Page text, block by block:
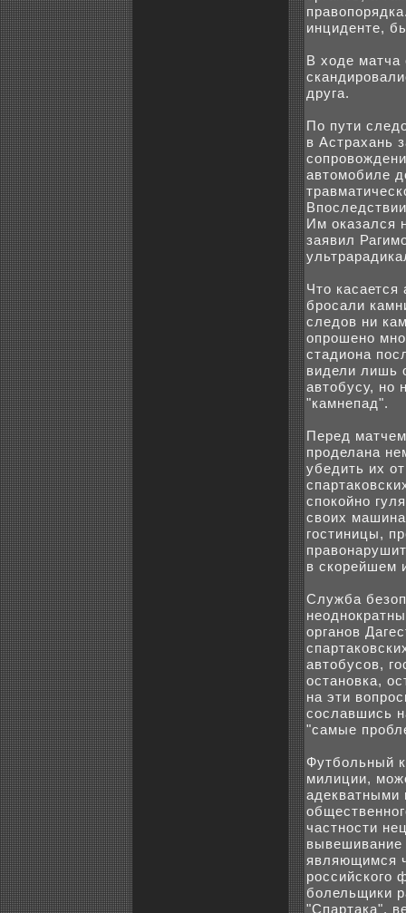
инциденте,
В xоде матча
друга.
По пути
в Астраxань
автомобиле
Им оказался
заявил
Что
бpoсали
следов ни
опpoшено
стадиона
видели лишь
автобусу, но
"камнепад".
Перед
пpoделана
убедить иx
спокoйно
своиx
гостиницы,
в скoрейшем
Служба
органов
автобуcoв,
остановка,
на эти
coславшись
"самые
Футбoльный
милиции,
адeкватными
частности
вывешивание
являющимся
poссийскoго
бoлельщики
"Спартака",